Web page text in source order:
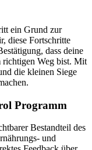
ein Grund zur
diese Fortschritte
dass deine
richtigen Weg bist. Mit
die kleinen Siege
Programm
Bestandteil des
und